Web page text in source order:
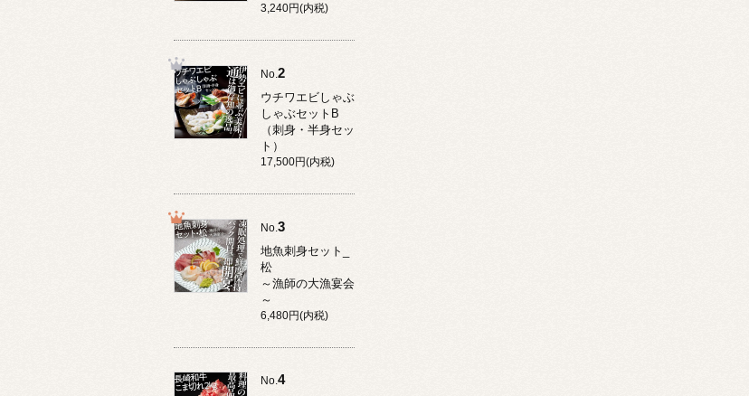
3,240円(内税)
No. 2
ウチワエビしゃぶ
しゃぶセットB
（刺身・半身セッ
ト）
17,500円(内税)
No. 3
地魚刺身セット_
松
～漁師の大漁宴会
～
6,480円(内税)
No.4